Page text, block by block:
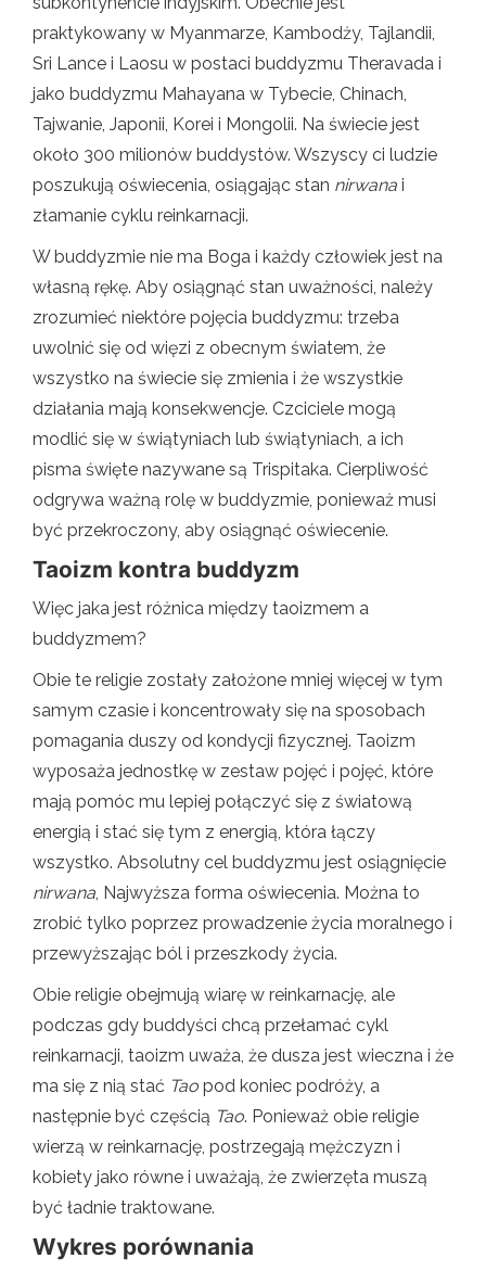
praktykowany w Myanmarze, Kambodży, Tajlandii,
Sri Lance i Laosu w postaci buddyzmu Theravada i
jako buddyzmu Mahayana w Tybecie, Chinach,
Tajwanie, Japonii, Korei i Mongolii. Na świecie jest
około 300 milionów buddystów. Wszyscy ci ludzie
poszukują oświecenia, osiągając stan nirwana i
złamanie cyklu reinkarnacji.
W buddyzmie nie ma Boga i każdy człowiek jest na
własną rękę. Aby osiągnąć stan uważności, należy
zrozumieć niektóre pojęcia buddyzmu: trzeba
uwolnić się od więzi z obecnym światem, że
wszystko na świecie się zmienia i że wszystkie
działania mają konsekwencje. Czciciele mogą
modlić się w świątyniach lub świątyniach, a ich
pisma święte nazywane są Trispitaka. Cierpliwość
odgrywa ważną rolę w buddyzmie, ponieważ musi
być przekroczony, aby osiągnąć oświecenie.
Taoizm kontra buddyzm
Więc jaka jest różnica między taoizmem a
buddyzmem?
Obie te religie zostały założone mniej więcej w tym
samym czasie i koncentrowały się na sposobach
pomagania duszy od kondycji fizycznej. Taoizm
wyposaża jednostkę w zestaw pojęć i pojęć, które
mają pomóc mu lepiej połączyć się z światową
energią i stać się tym z energią, która łączy
wszystko. Absolutny cel buddyzmu jest osiągnięcie
nirwana, Najwyższa forma oświecenia. Można to
zrobić tylko poprzez prowadzenie życia moralnego i
przewyższając ból i przeszkody życia.
Obie religie obejmują wiarę w reinkarnację, ale
podczas gdy buddyści chcą przełamać cykl
reinkarnacji, taoizm uważa, że ​​dusza jest wieczna i że
ma się z nią stać Tao pod koniec podróży, a
następnie być częścią Tao. Ponieważ obie religie
wierzą w reinkarnację, postrzegają mężczyzn i
kobiety jako równe i uważają, że zwierzęta muszą
być ładnie traktowane.
Wykres porównania